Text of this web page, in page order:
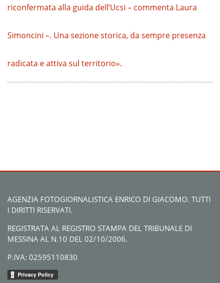
riconfermata alla guida dell’Ucsi – commenta Laura
Simoncini –. Una sezione storica, da sempre presenza
radicata e attiva sul territorio».
AGENZIA FOTOGIORNALISTICA ENRICO DI GIACOMO. TUTTI
I DIRITTI RISERVATI.
REGISTRATA AL REGISTRO STAMPA DEL TRIBUNALE DI
MESSINA AL N.10 DEL 02/10/2006.
P.IVA: 02595110830